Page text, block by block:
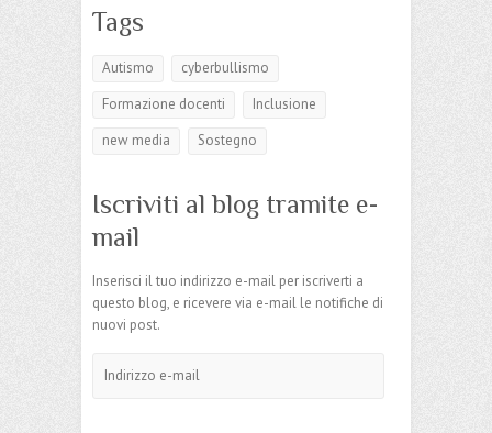
Tags
Autismo
cyberbullismo
Formazione docenti
Inclusione
new media
Sostegno
Iscriviti al blog tramite e-
mail
Inserisci il tuo indirizzo e-mail per iscriverti a
questo blog, e ricevere via e-mail le notifiche di
nuovi post.